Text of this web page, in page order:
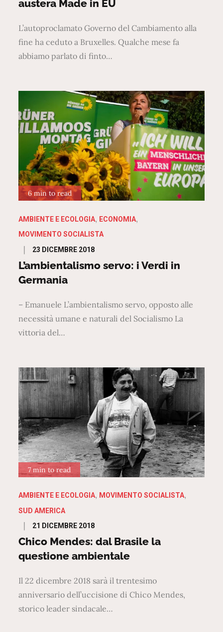
austera Made in EU
L’autoproclamato Governo del Cambiamento alla
fine ha ceduto a Bruxelles. Qualche mese fa
abbiamo parlato di finto…
6 min to read
AMBIENTE E ECOLOGIA
ECONOMIA
MOVIMENTO SOCIALISTA
Posted
on
23 DICEMBRE 2018
L’ambientalismo servo: i Verdi in
Germania
– Emanuele L’ambientalismo servo, opposto alle
necessità umane e naturali del Socialismo La
vittoria del…
7 min to read
AMBIENTE E ECOLOGIA
MOVIMENTO SOCIALISTA
SUD AMERICA
Posted
on
21 DICEMBRE 2018
Chico Mendes: dal Brasile la
questione ambientale
Il 22 dicembre 2018 sarà il trentesimo
anniversario dell’uccisione di Chico Mendes,
storico leader sindacale…